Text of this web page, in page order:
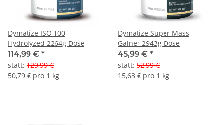
Dymatize ISO 100
Hydrolyzed 2264g Dose
114,99 € *
statt: 129,99 €
50,79 € pro 1 kg
Dymatize Super Mass
Gainer 2943g Dose
45,99 € *
statt: 52,99 €
15,63 € pro 1 kg